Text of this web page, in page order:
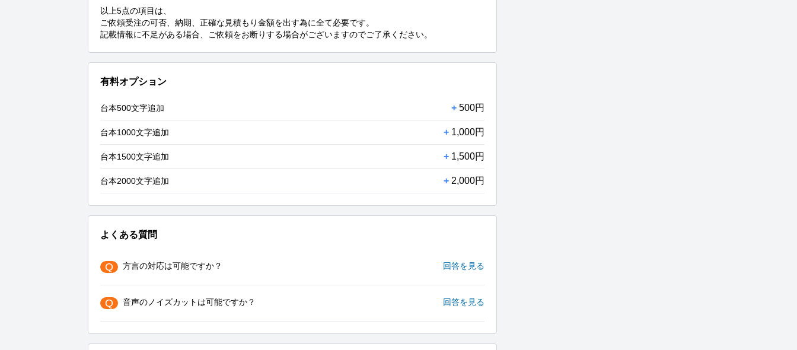
以上5点の項目は、
ご依頼受注の可否、納期、正確な見積もり金額を出す為に全て必要です。
記載情報に不足がある場合、ご依頼をお断りする場合がございますのでご了承ください。
有料オプション
台本500文字追加 + 500円
台本1000文字追加 + 1,000円
台本1500文字追加 + 1,500円
台本2000文字追加 + 2,000円
よくある質問
Q 方言の対応は可能ですか？ 回答を見る
Q 音声のノイズカットは可能ですか？ 回答を見る